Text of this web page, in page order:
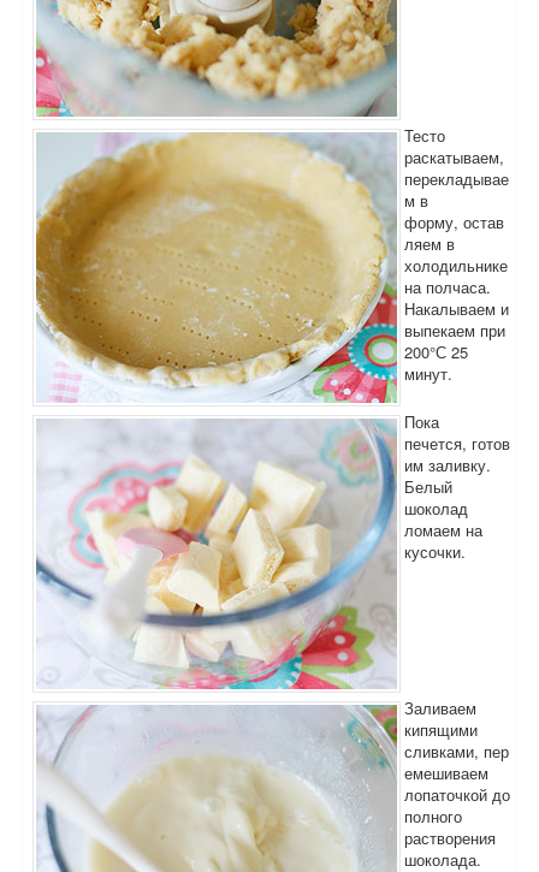
Тесто
раскатываем,
перекладывае
м в
форму, остав
ляем в
холодильнике
на полчаса.
Накалываем и
выпекаем при
200°С 25
минут.
Пока
печется, готов
им заливку.
Белый
шоколад
ломаем на
кусочки.
Заливаем
кипящими
сливками, пер
емешиваем
лопаточкой до
полного
растворения
шоколада.